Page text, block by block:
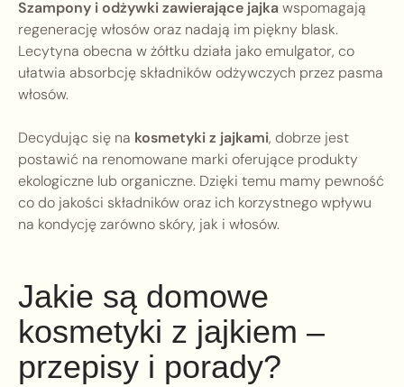
Szampony i odżywki zawierające jajkawspomagają
regenerację włosów oraz nadają im piękny blask.
Lecytyna obecna w żółtku działa jako emulgator, co
ułatwia absorbcję składników odżywczych przez pasma
włosów.
Decydując się na kosmetyki z jajkami, dobrze jest
postawić na renomowane marki oferujące produkty
ekologiczne lub organiczne. Dzięki temu mamy pewność
co do jakości składników oraz ich korzystnego wpływu
na kondycję zarówno skóry, jak i włosów.
Jakie są domowe
kosmetyki z jajkiem –
przepisy i porady?